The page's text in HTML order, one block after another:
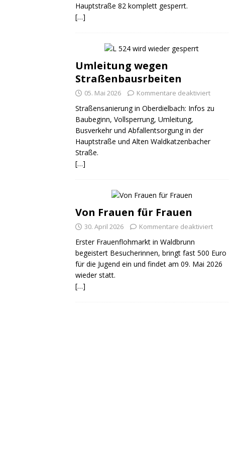
Hauptstraße 82 komplett gesperrt.
[…]
Umleitung wegen
Straßenbausrbeiten
05. Mai 2026 Kommentare deaktiviert
Straßensanierung in Oberdielbach: Infos zu
Baubeginn, Vollsperrung, Umleitung,
Busverkehr und Abfallentsorgung in der
Hauptstraße und Alten Waldkatzenbacher
Straße.
[…]
Von Frauen für Frauen
30. April 2026 Kommentare deaktiviert
Erster Frauenflohmarkt in Waldbrunn
begeistert Besucherinnen, bringt fast 500 Euro
für die Jugend ein und findet am 09. Mai 2026
wieder statt.
[…]